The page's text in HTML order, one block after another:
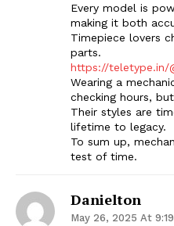
Every model is
making it both
Timepiece lovers
parts.
https://teletype.in/
Wearing a
checking hours,
Their styles are
lifetime to legacy.
To sum up,
test of time.
Danielton
May 26, 2025 At